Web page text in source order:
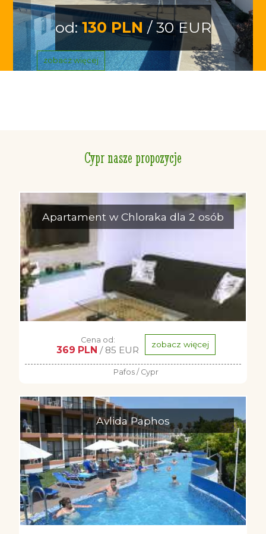
od:130 PLN / 30 EUR
zobacz więcej
Cypr nasze propozycje
Apartament w Chloraka dla 2 osób
Cena od:
369 PLN / 85 EUR zobacz więcej
Pafos / Cypr
Avlida Paphos